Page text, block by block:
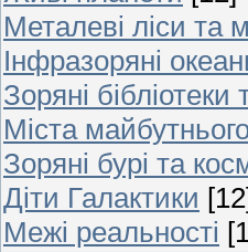
Металеві ліси та
Інфразоряні
Зоряні бібліотеки
Міста
Зоряні бурі та
Діти Галактики
Межі реальності